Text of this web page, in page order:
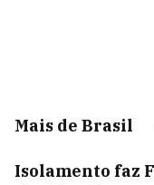
Mais de Brasil
Isolamento faz